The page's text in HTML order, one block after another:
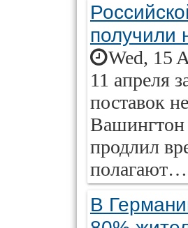
получили
Wed, 15
11 апреля
поставок
Вашингтон
продлил
полагают…
В